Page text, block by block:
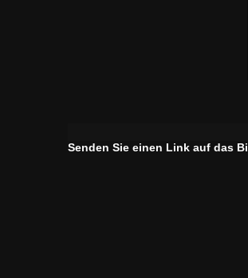
Senden Sie einen Link auf das